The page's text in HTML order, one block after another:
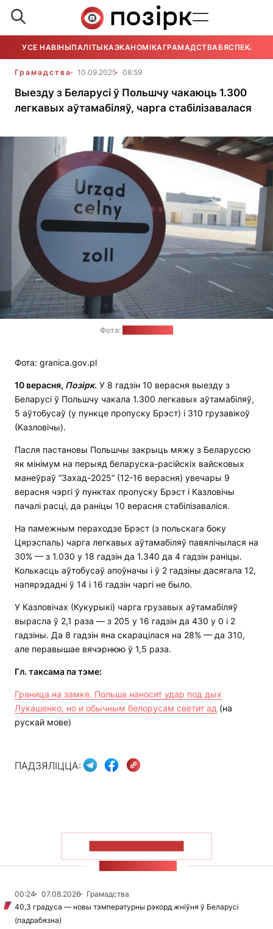
УСЕ НАВІНЫПАЛІТЫКАЭКАНОМІКАГРАМАДСТВАБЯСПЕКА
Грамадства 10.09.2025 08:59
Выезду з Беларусі ў Польшчу чакаюць 1.300
легкавых аўтамабіляў, чарга стабілізавалася
Фота:
Фота: granica.gov.pl
10 верасня, Позірк. У 8 гадзін 10 верасня выезду з
Беларусі ў Польшчу чакала 1.300 легкавых аўтамабіляў,
5 аўтобусаў (у пункце пропуску Брэст) і 310 грузавікоў
(Казловічы).
Пасля пастановы Польшчы закрыць мяжу з Беларуссю
як мінімум на перыяд беларуска-расійскіх вайсковых
манеўраў “Захад-2025“ (12-16 верасня) увечары 9
верасня чэргі ў пунктах пропуску Брэст і Казловічы
пачалі расці, да раніцы 10 верасня стабілізаваліся.
На памежным пераходзе Брэст (з польскага боку
Цярэспаль) чарга легкавых аўтамабіляў павялічылася на
30% — з 1.030 у 18 гадзін да 1.340 да 4 гадзін раніцы.
Колькасць аўтобусаў апоўначы і ў 2 гадзіны дасягала 12,
напярэдадні ў 14 і 16 гадзін чаргі не было.
У Казловічах (Кукурыкі) чарга грузавых аўтамабіляў
вырасла ў 2,1 раза — з 205 у 16 гадзін да 430 у 0 і 2
гадзіны. Да 8 гадзін яна скарацілася на 28% — да 310,
але перавышае вячэрнюю ў 1,5 раза.
Гл. таксама па тэме:
Граница на замке. Польша наносит удар под дых
Лукашенко, но и обычным белорусам светит ад (на
рускай мове)
ПАДЗЯЛІЦЦА:
00:24 07.08.2026
Грамадства
40,3 градуса — новы тэмпературны рэкорд жніўня ў Беларусі
(падрабязна)